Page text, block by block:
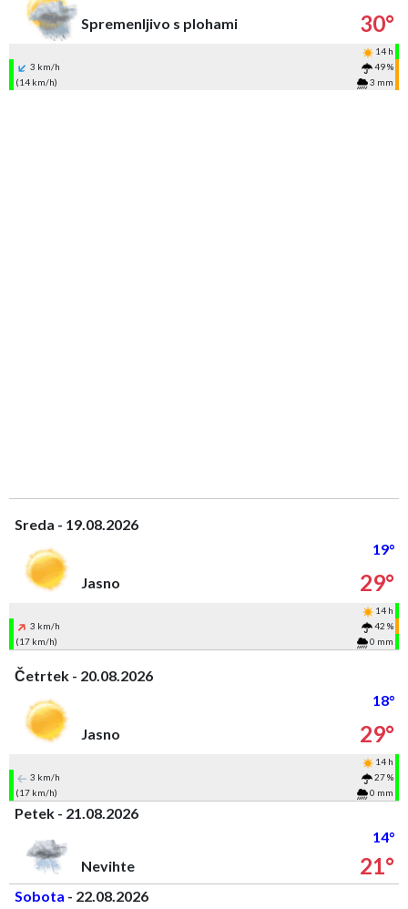
Spremenljivo s plohami
30°
14 h
3 km/h
49 %
(14 km/h)
3 mm
Sreda - 19.08.2026
19°
Jasno
29°
14 h
3 km/h
42 %
(17 km/h)
0 mm
Četrtek - 20.08.2026
18°
Jasno
29°
14 h
3 km/h
27 %
(17 km/h)
0 mm
Petek - 21.08.2026
14°
Nevihte
21°
Sobota - 22.08.2026